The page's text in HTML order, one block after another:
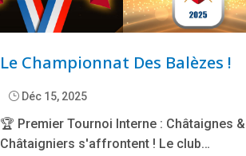
Le Championnat Des Balèzes !
}Déc 15, 2025
🏆 Premier Tournoi Interne : Châtaignes &
Châtaigniers s'affrontent ! Le club…